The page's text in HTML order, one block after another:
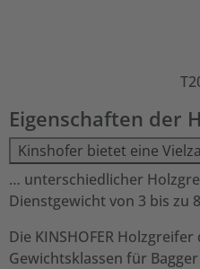
Eigenschaften der
Kinshofer bietet eine
… unterschiedlicher
Dienstgewicht von 3 bis zu
Die KINSHOFER
Gewichtsklassen für